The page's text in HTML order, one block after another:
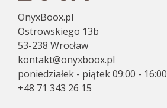
OnyxBoox.pl
Ostrowskiego 13b
53-238 Wrocław
kontakt@onyxboox.pl
poniedziałek - piątek 09:00 - 16:00
+48 71 343 26 15